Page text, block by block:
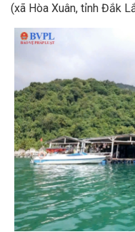
(xã Hòa Xuân, tỉnh Đắk